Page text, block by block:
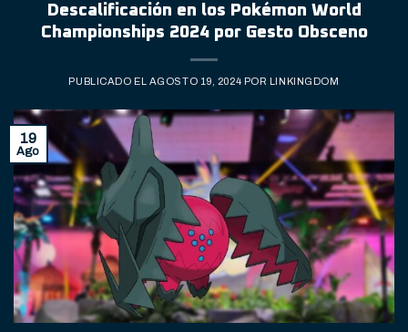
Descalificación en los Pokémon World
Championships 2024 por Gesto Obsceno
PUBLICADO EL AGOSTO 19, 2024 POR LINKINGDOM
19
Ago